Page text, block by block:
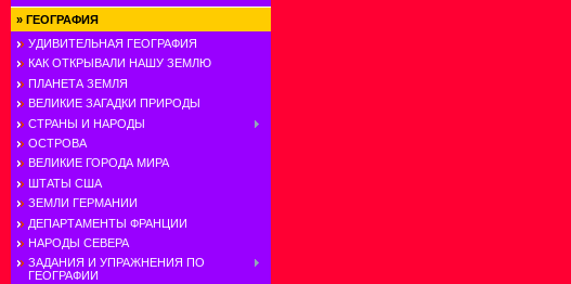
» ГЕОГРАФИЯ
УДИВИТЕЛЬНАЯ ГЕОГРАФИЯ
КАК ОТКРЫВАЛИ НАШУ ЗЕМЛЮ
ПЛАНЕТА ЗЕМЛЯ
ВЕЛИКИЕ ЗАГАДКИ ПРИРОДЫ
СТРАНЫ И НАРОДЫ
ОСТРОВА
ВЕЛИКИЕ ГОРОДА МИРА
ШТАТЫ США
ЗЕМЛИ ГЕРМАНИИ
ДЕПАРТАМЕНТЫ ФРАНЦИИ
НАРОДЫ СЕВЕРА
ЗАДАНИЯ И УПРАЖНЕНИЯ ПО
ГЕОГРАФИИ